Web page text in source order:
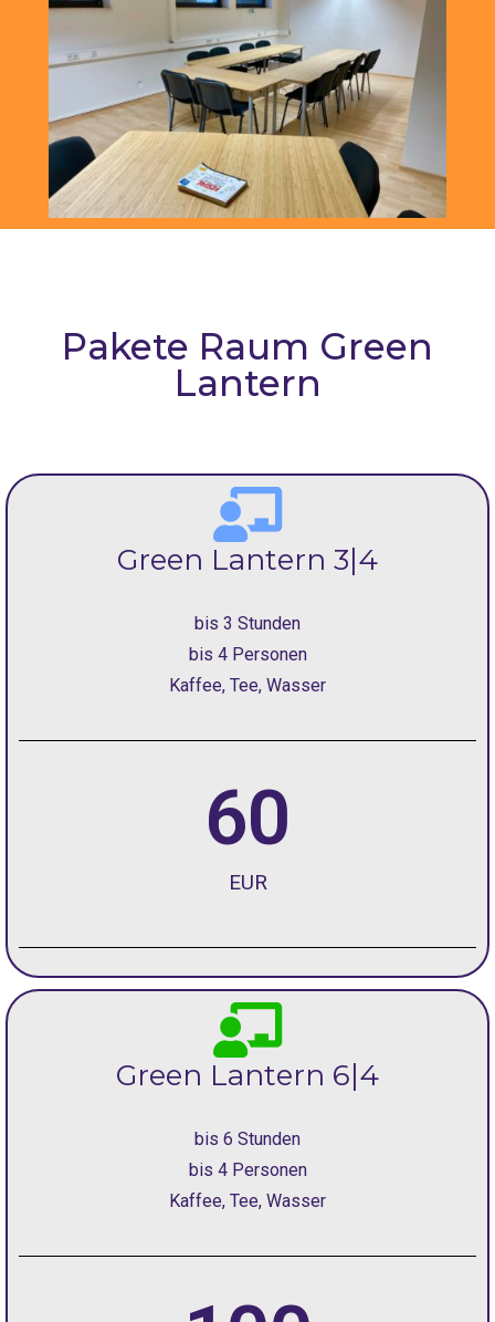
Pakete Raum Green
Lantern
Green Lantern 3|4
bis 3 Stunden
bis 4 Personen
Kaffee, Tee, Wasser
EUR
60
Green Lantern 6|4
bis 6 Stunden
bis 4 Personen
Kaffee, Tee, Wasser